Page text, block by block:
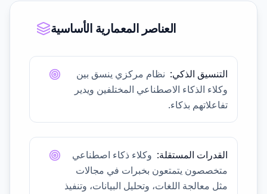
العناصر المعمارية الأساسية
التنسيق الذكي: نظام مركزي ينسق بين
وكلاء الذكاء الاصطناعي المختلفين ويدير
تفاعلاتهم بذكاء.
القدرات المستقلة: وكلاء ذكاء اصطناعي
متخصصون يتمتعون بخبرات في مجالات
مثل معالجة اللغات، وتحليل البيانات، وتنفيذ